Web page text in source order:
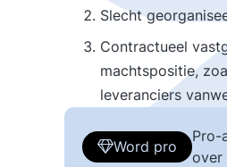
Slecht
Contractueel
machtspositie,
leveranciers
Word pro
Pro-
over